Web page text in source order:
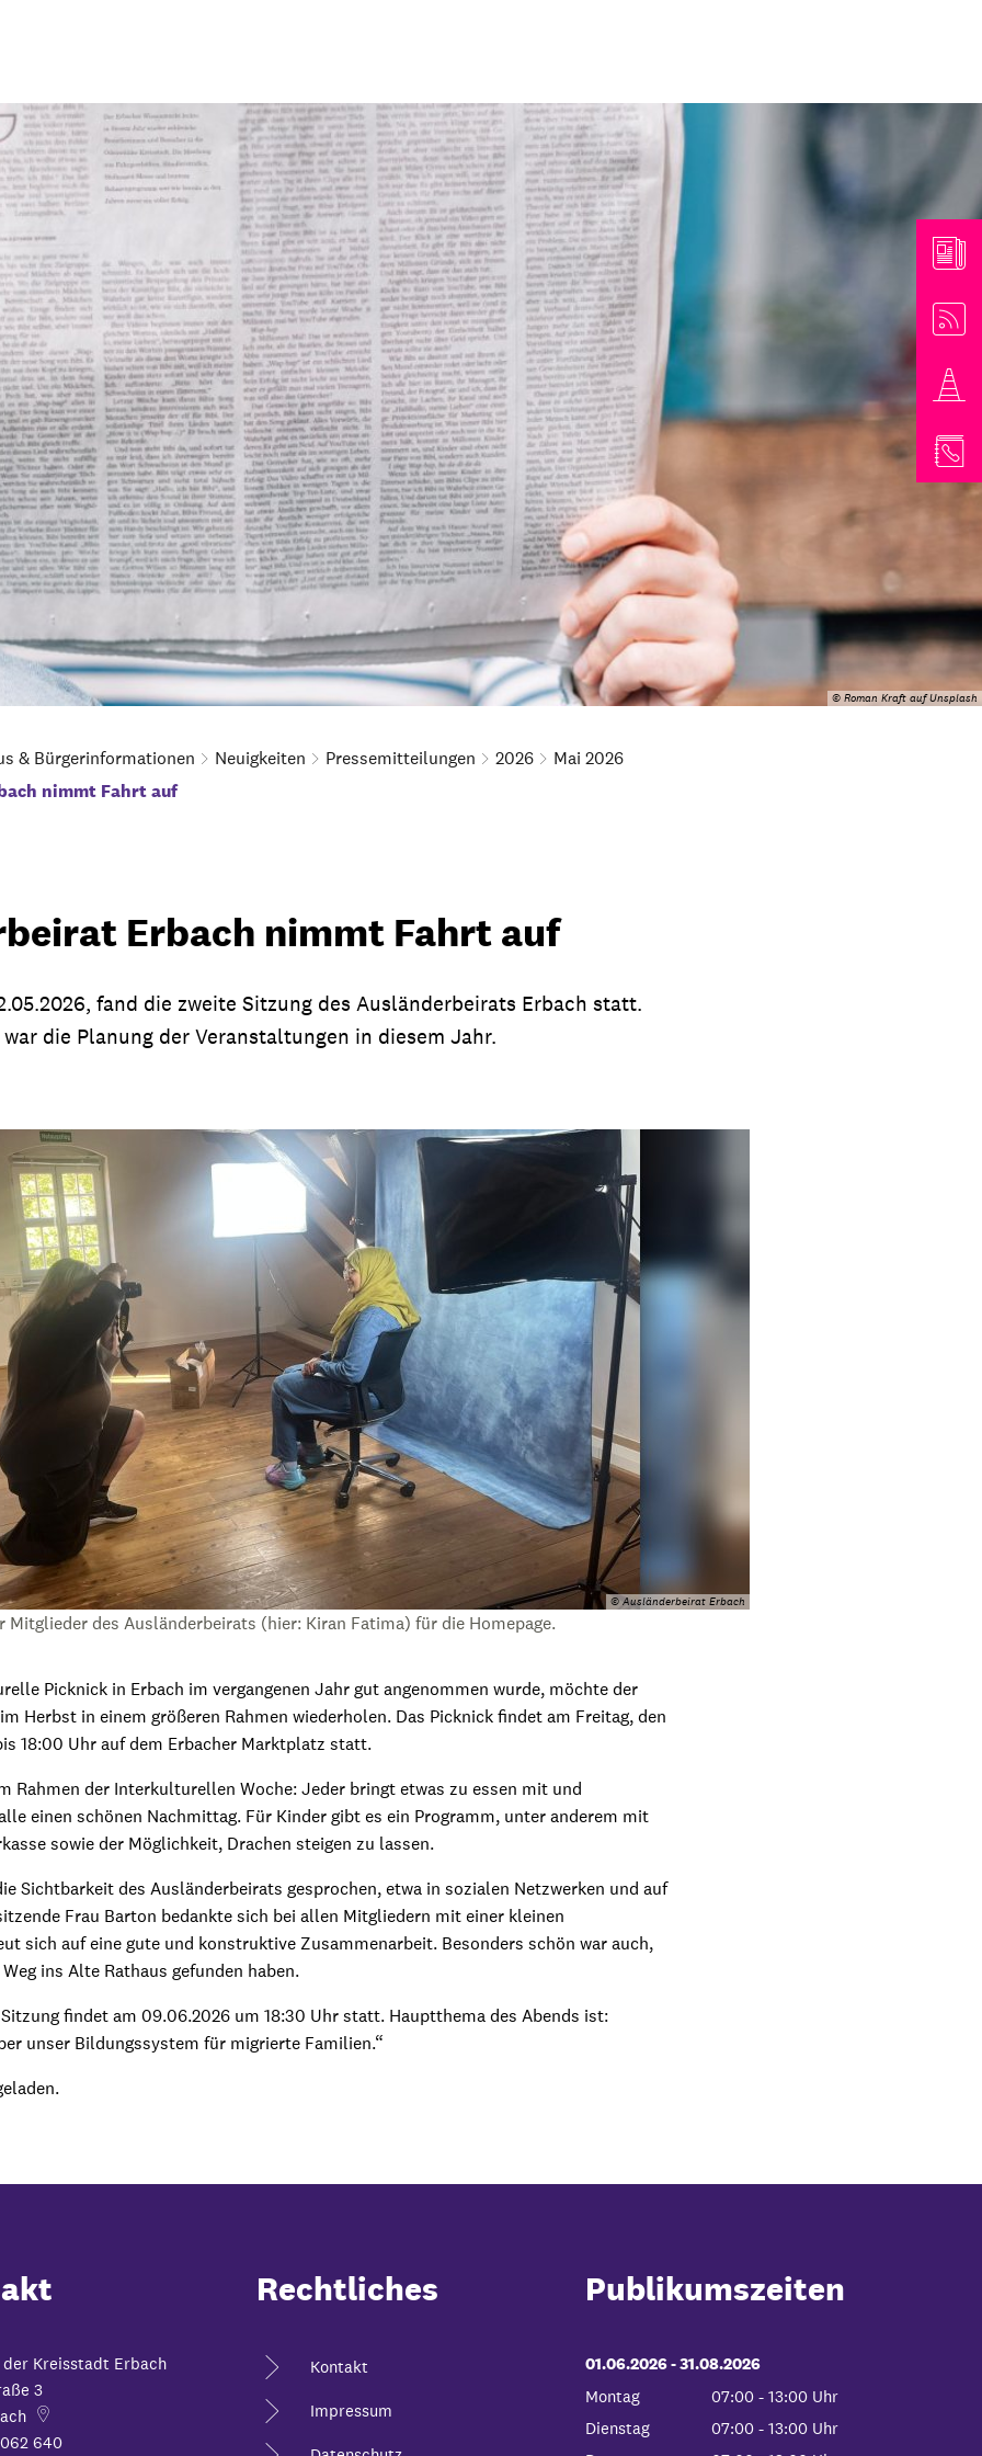
© Roman Kraft auf Unsplash
& Bürgerinformationen Neuigkeiten Pressemitteilungen 2026 Mai 2026
nimmt Fahrt auf
Erbach nimmt Fahrt auf
fand die zweite Sitzung des Ausländerbeirats Erbach statt.
die Planung der Veranstaltungen in diesem Jahr.
© Ausländerbeirat Erbach
des Ausländerbeirats (hier: Kiran Fatima) für die Homepage.
Picknick in Erbach im vergangenen Jahr gut angenommen wurde, möchte der
Herbst in einem größeren Rahmen wiederholen. Das Picknick findet am Freitag, den
18:00 Uhr auf dem Erbacher Marktplatz statt.
Rahmen der Interkulturellen Woche: Jeder bringt etwas zu essen mit und
einen schönen Nachmittag. Für Kinder gibt es ein Programm, unter anderem mit
sowie der Möglichkeit, Drachen steigen zu lassen.
Sichtbarkeit des Ausländerbeirats gesprochen, etwa in sozialen Netzwerken und auf
Frau Barton bedankte sich bei allen Mitgliedern mit einer kleinen
sich auf eine gute und konstruktive Zusammenarbeit. Besonders schön war auch,
ins Alte Rathaus gefunden haben.
findet am 09.06.2026 um 18:30 Uhr statt. Hauptthema des Abends ist:
unser Bildungssystem für migrierte Familien.“
Kreisstadt Erbach
3
640
Rechtliches
Kontakt
Impressum
Publikumszeiten
01.06.2026-bis
31.08.2026
Montag
07:00 - 13:00 Uhr
Von 07:00 bis 13:00 Uhr
Dienstag 07:00 - 13:00 Uhr